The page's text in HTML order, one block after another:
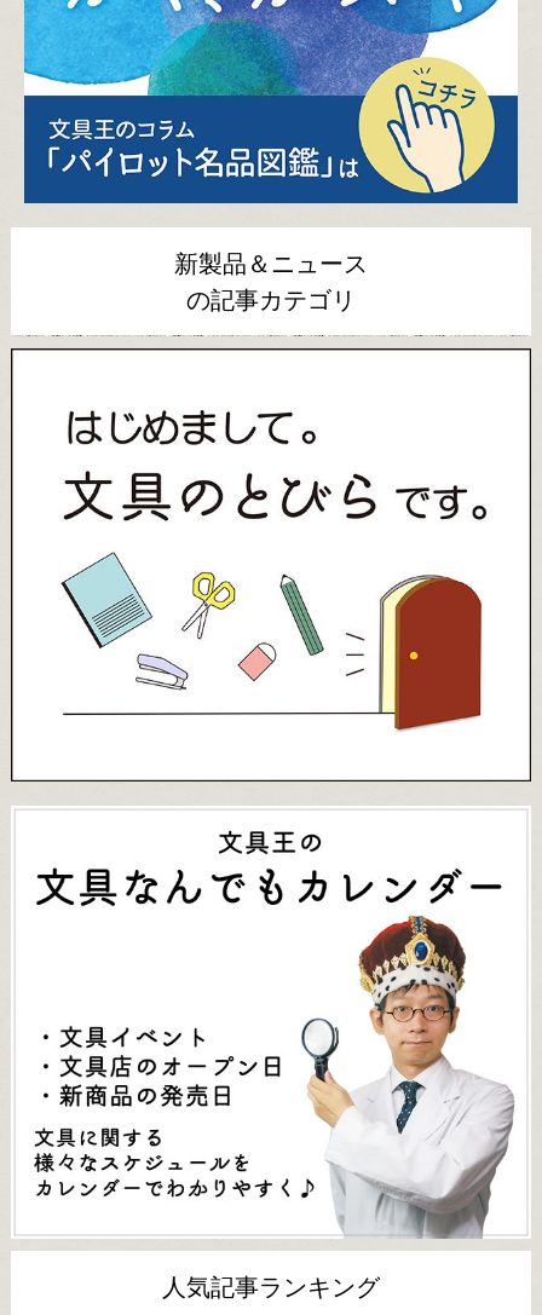
新製品＆ニュース
の記事カテゴリ
人気記事ランキング